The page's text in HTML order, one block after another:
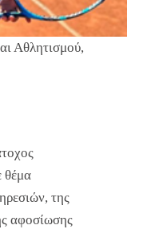
Αθλητισμού,
θέμα
της
αφοσίωσης